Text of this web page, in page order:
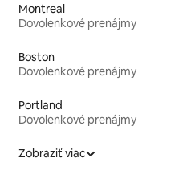
Montreal
Dovolenkové prenájmy
Boston
Dovolenkové prenájmy
Portland
Dovolenkové prenájmy
Zobraziť viac